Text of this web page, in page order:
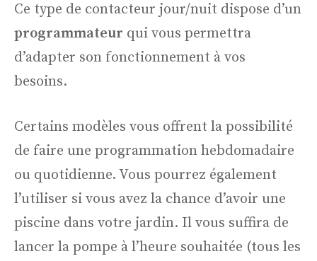
Ce type de contacteur jour/nuit dispose d’un
programmateur qui vous permettra
d’adapter son fonctionnement à vos
besoins.
Certains modèles vous offrent la possibilité
de faire une programmation hebdomadaire
ou quotidienne. Vous pourrez également
l’utiliser si vous avez la chance d’avoir une
piscine dans votre jardin. Il vous suffira de
lancer la pompe à l’heure souhaitée (tous les